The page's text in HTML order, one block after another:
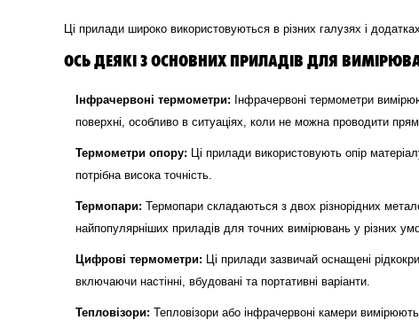
Ці прилади широко використовуються в різних галузях і
ОСЬ ДЕЯКІ З ОСНОВНИХ ПРИЛАДІВ ДЛЯ
Інфрачервоні термометри: Інфрачервоні термометри
поверхні, особливо в ситуаціях, коли не можна проводити
Термометри опору: Ці прилади використовують опір
потрібна висока точність.
Термопари: Термопари складаються з двох різнорідних
найпопулярніших приладів для точних вимірювань у різних
Цифрові термометри: Ці прилади зазвичай оснащені
включаючи настінні, вбудовані та портативні варіанти.
Тепловізори: Тепловізори або інфрачервоні камери